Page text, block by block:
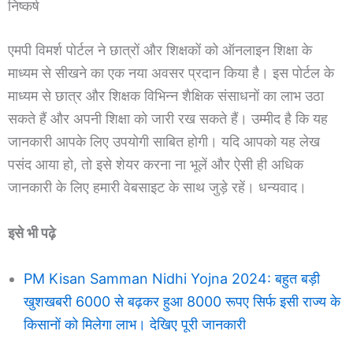
निष्कर्ष
एमपी विमर्श पोर्टल ने छात्रों और शिक्षकों को ऑनलाइन शिक्षा के
माध्यम से सीखने का एक नया अवसर प्रदान किया है। इस पोर्टल के
माध्यम से छात्र और शिक्षक विभिन्न शैक्षिक संसाधनों का लाभ उठा
सकते हैं और अपनी शिक्षा को जारी रख सकते हैं। उम्मीद है कि यह
जानकारी आपके लिए उपयोगी साबित होगी। यदि आपको यह लेख
पसंद आया हो, तो इसे शेयर करना ना भूलें और ऐसी ही अधिक
जानकारी के लिए हमारी वेबसाइट के साथ जुड़े रहें। धन्यवाद।
इसे भी पढ़े
PM Kisan Samman Nidhi Yojna 2024: बहुत बड़ी
खुशखबरी 6000 से बढ़कर हुआ 8000 रूपए सिर्फ इसी राज्य के
किसानों को मिलेगा लाभ। देखिए पूरी जानकारी